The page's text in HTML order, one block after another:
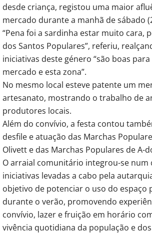
desde criança, registou uma maior
mercado durante a manhã de sábado
“Pena foi a sardinha estar muito cara,
dos Santos Populares”, referiu,
iniciativas deste género “são boas
mercado e esta zona”.
No mesmo local esteve patente um
artesanato, mostrando o trabalho de
produtores locais.
Além do convívio, a festa contou
desfile e atuação das Marchas
Olivett e das Marchas Populares de A-
O arraial comunitário integrou-se num
iniciativas levadas a cabo pela
objetivo de potenciar o uso do espaço
durante o verão, promovendo
convívio, lazer e fruição em horário
vivência quotidiana da população e